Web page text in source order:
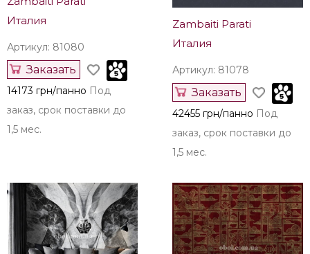
Италия
Артикул: 81080
Заказать
14173 грн/панно Под
заказ, срок поставки до
1,5 мес.
Zambaiti Parati
Италия
Артикул: 81078
Заказать
42455 грн/панно Под
заказ, срок поставки до
1,5 мес.